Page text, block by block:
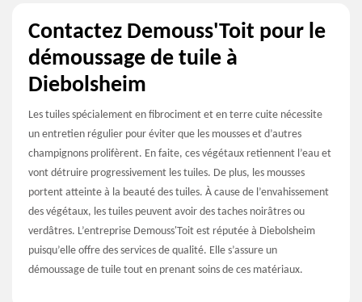
Contactez Demouss'Toit pour le
démoussage de tuile à
Diebolsheim
Les tuiles spécialement en fibrociment et en terre cuite nécessite
un entretien régulier pour éviter que les mousses et d’autres
champignons prolifèrent. En faite, ces végétaux retiennent l’eau et
vont détruire progressivement les tuiles. De plus, les mousses
portent atteinte à la beauté des tuiles. À cause de l’envahissement
des végétaux, les tuiles peuvent avoir des taches noirâtres ou
verdâtres. L’entreprise Demouss'Toit est réputée à Diebolsheim
puisqu’elle offre des services de qualité. Elle s’assure un
démoussage de tuile tout en prenant soins de ces matériaux.